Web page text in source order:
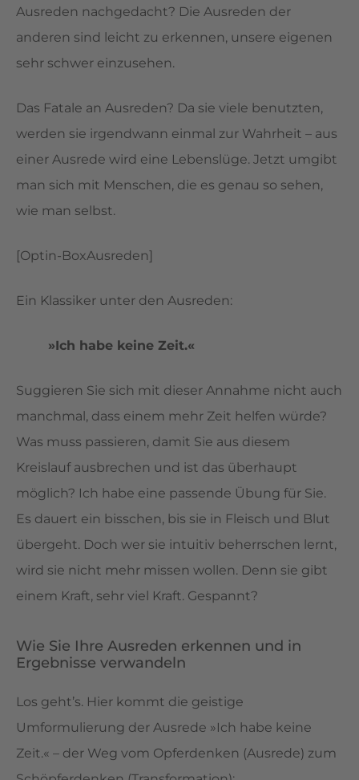
Ausreden nachgedacht? Die Ausreden der
anderen sind leicht zu erkennen, unsere eigenen
sehr schwer einzusehen.
Das Fatale an Ausreden? Da sie viele benutzten,
werden sie irgendwann einmal zur Wahrheit – aus
einer Ausrede wird eine Lebenslüge. Jetzt umgibt
man sich mit Menschen, die es genau so sehen,
wie man selbst.
[Optin-BoxAusreden]
Ein Klassiker unter den Ausreden:
»Ich habe keine Zeit.«
Suggieren Sie sich mit dieser Annahme nicht auch
manchmal, dass einem mehr Zeit helfen würde?
Was muss passieren, damit Sie aus diesem
Kreislauf ausbrechen und ist das überhaupt
möglich? Ich habe eine passende Übung für Sie.
Es dauert ein bisschen, bis sie in Fleisch und Blut
übergeht. Doch wer sie intuitiv beherrschen lernt,
wird sie nicht mehr missen wollen. Denn sie gibt
einem Kraft, sehr viel Kraft. Gespannt?
Wie Sie Ihre Ausreden erkennen und in
Ergebnisse verwandeln
Los geht’s. Hier kommt die geistige
Umformulierung der Ausrede »Ich habe keine
Zeit.« – der Weg vom Opferdenken (Ausrede) zum